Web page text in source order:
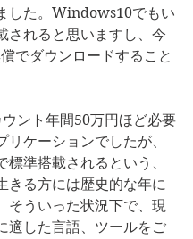
した。Windows10でもい
されると思いますし、今
でダウンロードすること
ント年間50万円ほど必要
リケーションでしたが、
標準搭載されるという、
きる方には歴史的な年に
そういった状況下で、現
適した言語、ツールをご